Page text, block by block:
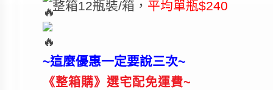
整箱12瓶裝/箱， 平均單瓶$240
~這麼優惠一定要說三次~
《整箱購》選宅配免運費~